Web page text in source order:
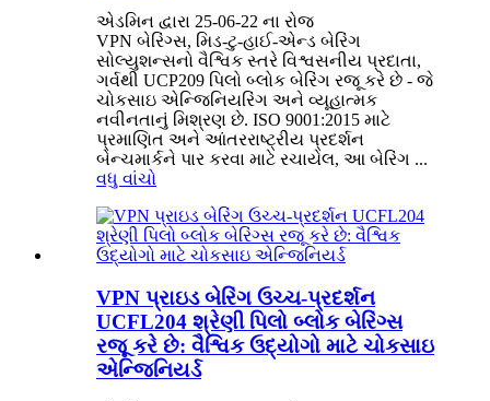
એડમિન દ્વારા 25-06-22 ના રોજ
VPN બેરિંગ્સ, મિડ-ટુ-હાઈ-એન્ડ બેરિંગ
સોલ્યુશન્સનો વૈશ્વિક સ્તરે વિશ્વસનીય પ્રદાતા,
ગર્વથી ‌UCP209 પિલો બ્લોક બેરિંગ‌ રજૂ કરે છે - જે
ચોકસાઇ એન્જિનિયરિંગ અને વ્યૂહાત્મક
નવીનતાનું મિશ્રણ છે. ‌ISO 9001:2015‌ માટે
પ્રમાણિત અને આંતરરાષ્ટ્રીય પ્રદર્શન
બેન્ચમાર્કને પાર કરવા માટે રચાયેલ, આ બેરિંગ ...
વધુ વાંચો
VPN પ્રાઇડ બેરિંગ ઉચ્ચ-પ્રદર્શન
UCFL204 શ્રેણી પિલો બ્લોક બેરિંગ્સ
રજૂ કરે છે: વૈશ્વિક ઉદ્યોગો માટે ચોકસાઇ
એન્જિનિયર્ડ